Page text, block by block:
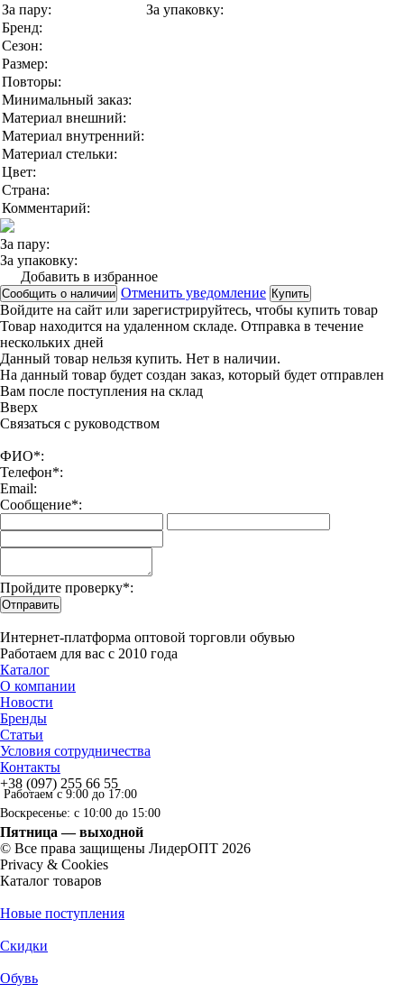
За пару:
За упаковку:
Бренд:
Сезон:
Размер:
Повторы:
Минимальный заказ:
Материал внешний:
Материал внутренний:
Материал стельки:
Цвет:
Страна:
Комментарий:
За пару:
За упаковку:
Добавить в избранное
Сообщить о наличии Отменить уведомление Купить
Войдите на сайт или зарегистрируйтесь, чтобы купить товар
Товар находится на удаленном складе. Отправка в течение
нескольких дней
Данный товар нельзя купить. Нет в наличии.
На данный товар будет создан заказ, который будет отправлен
Вам после поступления на склад
Вверx
Связаться с руководством
ФИО*:
Телефон*:
Email:
Сообщение*:
Пройдите проверку*:
Отправить
Интернет-платформа оптовой торговли обувью
Работаем для вас с 2010 года
Каталог
О компании
Новости
Бренды
Статьи
Условия сотрудничества
Контакты
+38 (097) 255 66 55
Работаем с 9:00 до 17:00
Воскресенье: с 10:00 до 15:00
Пятница — выходной
© Все права защищены ЛидерОПТ 2026
Privacy & Cookies
Каталог товаров
Новые поступления
Скидки
Обувь